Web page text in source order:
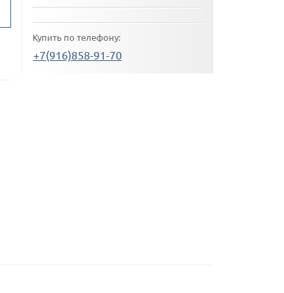
Купить по телефону:
+7(916)858-91-70